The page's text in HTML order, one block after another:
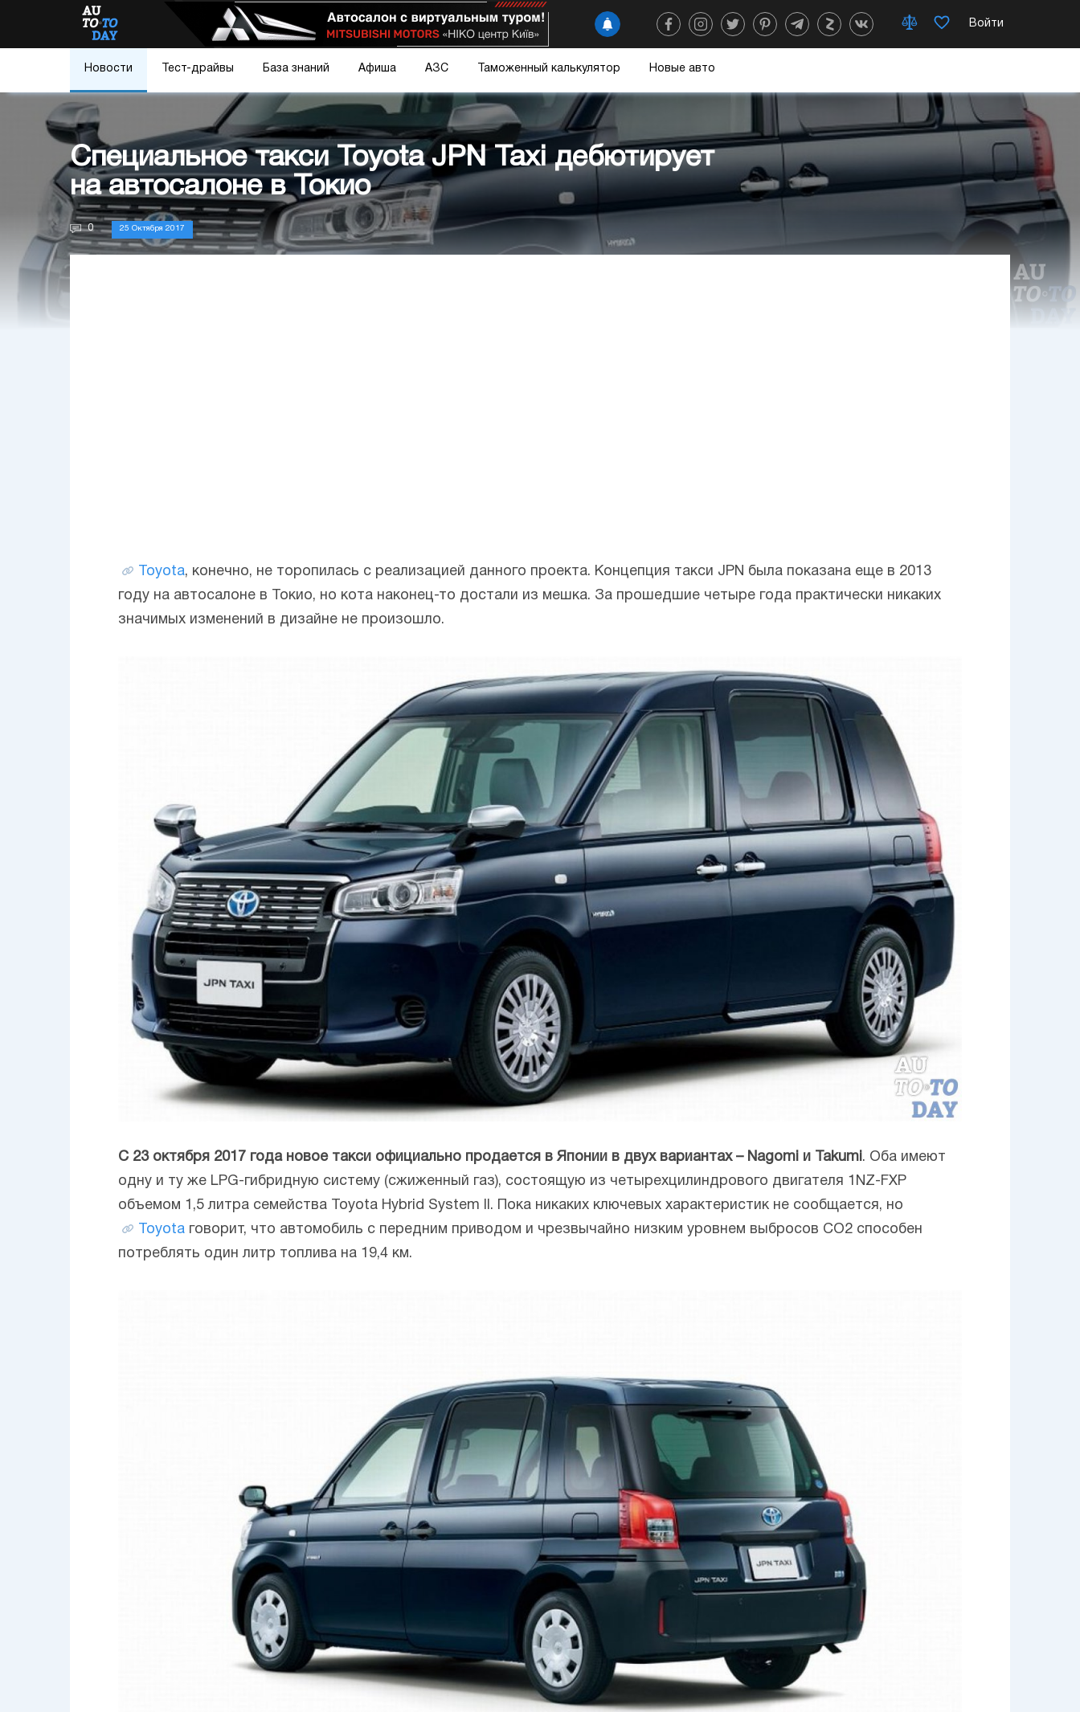
Войти
Новости Тест-драйвы База знаний Афиша АЗС Таможенный калькулятор Новые авто
Специальное такси Toyota JPN Taxi дебютирует
на автосалоне в Токио
0 25 Октября 2017
Toyota, конечно, не торопилась с реализацией данного проекта. Концепция такси JPN была показана еще в 2013
году на автосалоне в Токио, но кота наконец-то достали из мешка. За прошедшие четыре года практически никаких
значимых изменений в дизайне не произошло.
С 23 октября 2017 года новое такси официально продается в Японии в двух вариантах – Nagomi и Takumi. Оба имеют
одну и ту же LPG-гибридную систему (сжиженный газ), состоящую из четырехцилиндрового двигателя 1NZ-FXP
объемом 1,5 литра семейства Toyota Hybrid System II. Пока никаких ключевых характеристик не сообщается, но
Toyota говорит, что автомобиль с передним приводом и чрезвычайно низким уровнем выбросов CO2 способен
потреблять один литр топлива на 19,4 км.